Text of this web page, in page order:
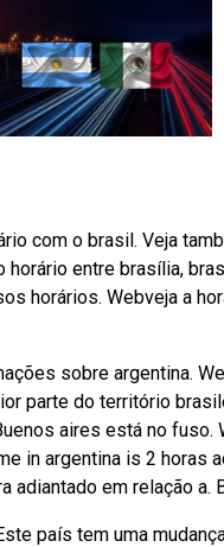
com o brasil. Veja
entre brasília,
horários. Webveja a
sobre argentina.
parte do território
aires está no fuso.
in argentina is 2 horas
adiantado em relação a.
país tem uma